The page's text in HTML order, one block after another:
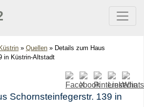
» Quellen » Details zum Haus
in Küstrin-Altstadt
Schornsteinfegerstr. 139 in